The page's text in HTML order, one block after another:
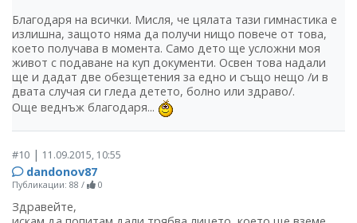
Благодаря на всички. Мисля, че цялата тази гимнастика е
излишна, защото няма да получи нищо повече от това,
което получава в момента. Само дето ще усложни моя
живот с подаване на куп документи. Освен това надали
ще и дадат две обезщетения за едно и също нещо /и в
двата случая си гледа детето, болно или здраво/.
Още веднъж благодаря...
#10 | 11.09.2015, 10:55
dandonov87
Публикации: 88 / 0
Здравейте,